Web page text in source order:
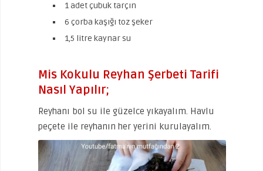
1 adet çubuk tarçın
6 çorba kaşığı toz şeker
1,5 litre kaynar su
Mis Kokulu Reyhan Şerbeti Tarifi
Nasıl Yapılır;
Reyhanı bol su ile güzelce yıkayalım. Havlu
peçete ile reyhanın her yerini kurulayalım.